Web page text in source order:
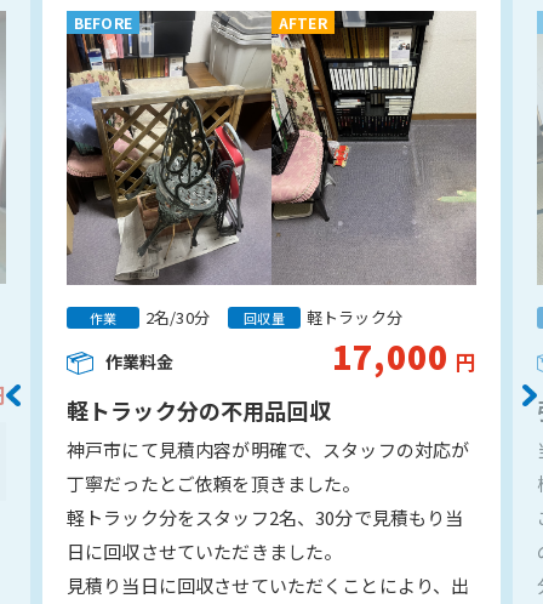
BEFORE AFTER
作業 2名/30分 回収量 軽トラック分
作業料金 17,000 円
軽トラック分の不用品回収
神戸市にて見積内容が明確で、スタッフの対応が
丁寧だったとご依頼を頂きました。
軽トラック分をスタッフ2名、30分で見積もり当
日に回収させていただきました。
見積り当日に回収させていただくことにより、出